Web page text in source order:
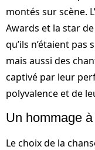
montés sur scène.
Awards et la star
qu’ils n’étaient
mais aussi des
captivé par leur
polyvalence et de
Un hommage
Le choix de la